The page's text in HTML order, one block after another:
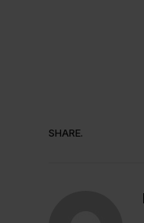
SHARE.